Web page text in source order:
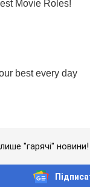
"гарячі" новини!